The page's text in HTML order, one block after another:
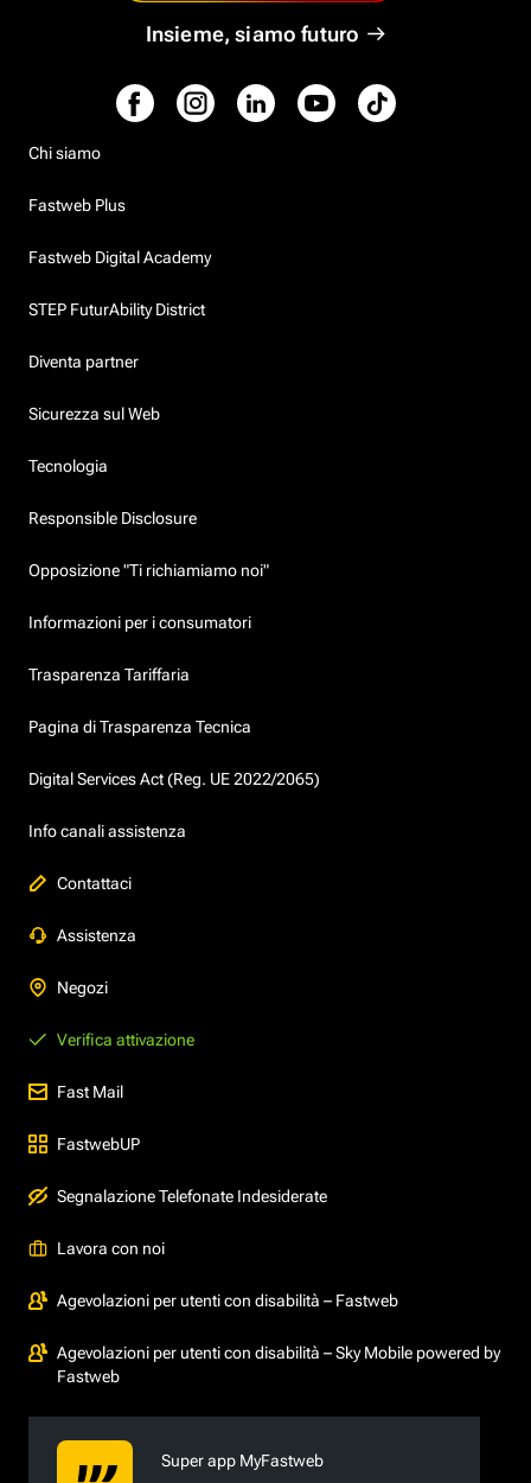
Insieme, siamo futuro
Chi siamo
Fastweb Plus
Fastweb Digital Academy
STEP FuturAbility District
Diventa partner
Sicurezza sul Web
Tecnologia
Responsible Disclosure
Opposizione "Ti richiamiamo noi"
Informazioni per i consumatori
Trasparenza Tariffaria
Pagina di Trasparenza Tecnica
Digital Services Act (Reg. UE 2022/2065)
Info canali assistenza
Contattaci
Assistenza
Negozi
Verifica attivazione
Fast Mail
FastwebUP
Segnalazione Telefonate Indesiderate
Lavora con noi
Agevolazioni per utenti con disabilità – Fastweb
Agevolazioni per utenti con disabilità – Sky Mobile powered by
Fastweb
Super app MyFastweb